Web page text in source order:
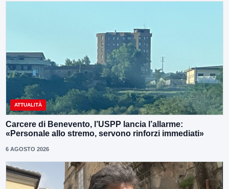
ATTUALITÀ
Carcere di Benevento, l’USPP lancia l’allarme:
«Personale allo stremo, servono rinforzi immediati»
6 AGOSTO 2026